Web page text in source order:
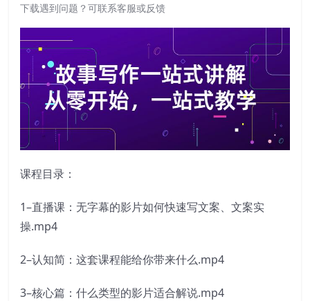
下载遇到问题？可联系客服或反馈
课程目录：
1–直播课：无字幕的影片如何快速写文案、文案实
操.mp4
2–认知简：这套课程能给你带来什么.mp4
3–核心篇：什么类型的影片适合解说.mp4